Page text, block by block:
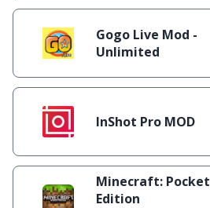
Gogo Live Mod -
Unlimited
InShot Pro MOD
Minecraft: Pocket
Edition